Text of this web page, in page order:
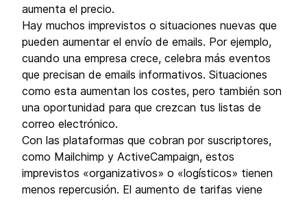
aumenta el precio.
Hay muchos imprevistos o situaciones nuevas que
pueden aumentar el envío de emails. Por ejemplo,
cuando una empresa crece, celebra más eventos
que precisan de emails informativos. Situaciones
como esta aumentan los costes, pero también son
una oportunidad para que crezcan tus listas de
correo electrónico.
Con las plataformas que cobran por suscriptores,
como Mailchimp y ActiveCampaign, estos
imprevistos «organizativos» o «logísticos» tienen
menos repercusión. El aumento de tarifas viene